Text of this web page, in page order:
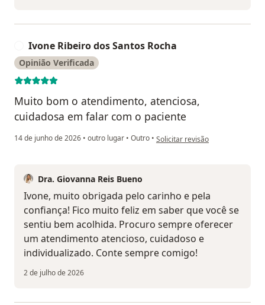
Ivone Ribeiro dos Santos Rocha
Opinião Verificada
Muito bom o atendimento, atenciosa,
cuidadosa em falar com o paciente
14 de junho de 2026 • outro lugar • Outro • na opinião do utilizador Ivone
Solicitar revisão
Dra. Giovanna Reis Bueno
Ivone, muito obrigada pelo carinho e pela
confiança! Fico muito feliz em saber que você se
sentiu bem acolhida. Procuro sempre oferecer
um atendimento atencioso, cuidadoso e
individualizado. Conte sempre comigo!
2 de julho de 2026